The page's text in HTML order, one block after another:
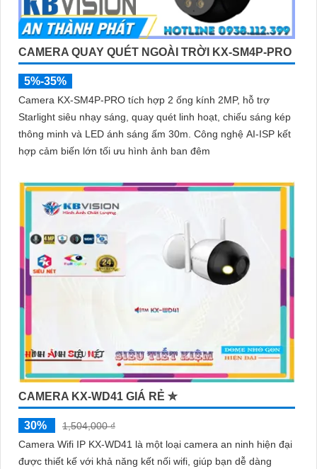
CAMERA QUAY QUÉT NGOÀI TRỜI KX-SM4P-PRO
5%-35%
Camera KX-SM4P-PRO tích hợp 2 ống kính 2MP, hỗ trợ
Starlight siêu nhạy sáng, quay quét linh hoạt, chiếu sáng kép
thông minh và LED ánh sáng ấm 30m. Công nghệ AI-ISP kết
hợp cảm biến lớn tối ưu hình ảnh ban đêm
CAMERA KX-WD41 GIÁ RẺ ✮
30%
1,504,000 ₫
Camera Wifi IP KX-WD41 là một loại camera an ninh hiện đại
được thiết kế với khả năng kết nối wifi, giúp bạn dễ dàng